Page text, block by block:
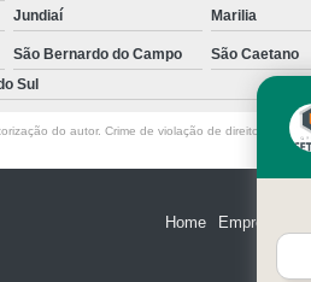
Jundiaí Marilia
São Bernardo do Campo São Caetano
Sul
do autor. Crime de violação de direito
Home Empresa